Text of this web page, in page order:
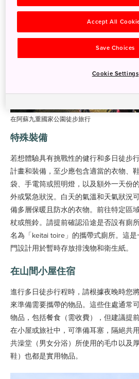
在阿蘇九重國家公園徒步旅行
特殊裝備
若想體驗具有挑戰性的健行和多日徒步
計畫和裝備，至少應包含適當的衣物、
袋、手電筒或照明燈，以及額外一天份
外或緊急狀況。白天的氣溫和天氣狀況
備多層保暖且防水的衣物。前往特定區
杖或熊鈴。請提前確認沿途是否設有廁
名為「keitai toire」的攜帶式廁所。這
門設計用於暫時存放排洩物和衛生紙。
在山間小屋住宿
進行多日徒步行程時，請根據夜晚時您
來準備需要攜帶的物品。這些住處通常
物品，包括餐食（需收費），但建議提
在小屋或旅社中，可準備耳塞，隔絕共
共澡堂（男女分浴）所使用的毛巾以及
鞋）也都是實用物品。
Accept All
Save Choices
Cookie Settings